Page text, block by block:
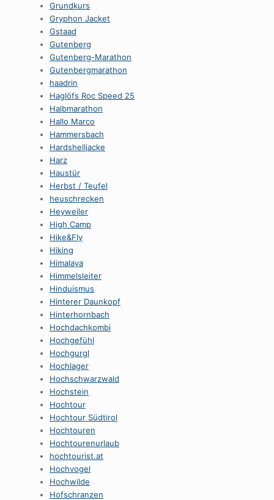
Grundkurs
Gryphon Jacket
Gstaad
Gutenberg
Gutenberg-Marathon
Gutenbergmarathon
haadrin
Haglöfs Roc Speed 25
Halbmarathon
Hallo Marco
Hammersbach
Hardshelljacke
Harz
Haustür
Herbst / Teufel
heuschrecken
Heyweiler
High Camp
Hike&Fly
Hiking
Himalaya
Himmelsleiter
Hinduismus
Hinterer Daunkopf
Hinterhornbach
Hochdachkombi
Hochgefühl
Hochgurgl
Hochlager
Hochschwarzwald
Hochstein
Hochtour
Hochtour Südtirol
Hochtouren
Hochtourenurlaub
hochtourist.at
Hochvogel
Hochwilde
Hofschranzen